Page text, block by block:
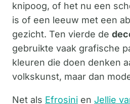
knipoog, of het nu een
is of een leeuw met een
gezicht. Ten vierde de
gebruikte vaak grafische
kleuren die doen denken
volkskunst, maar dan
Net als Efrosini en Jellie